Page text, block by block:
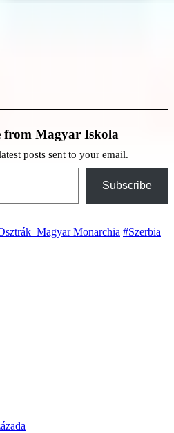
from Magyar Iskola
posts sent to your email.
Subscribe
Monarchia #Szerbia